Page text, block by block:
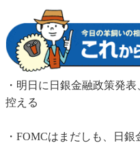
・明日に日銀金融政策発
控える
・FOMCはまだしも、日